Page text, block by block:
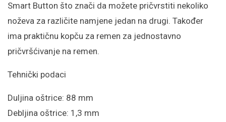
Smart Button što znači da možete pričvrstiti nekoliko
noževa za različite namjene jedan na drugi. Također
ima praktičnu kopču za remen za jednostavno
pričvršćivanje na remen.
Tehnički podaci
Duljina oštrice: 88 mm
Debljina oštrice: 1,3 mm